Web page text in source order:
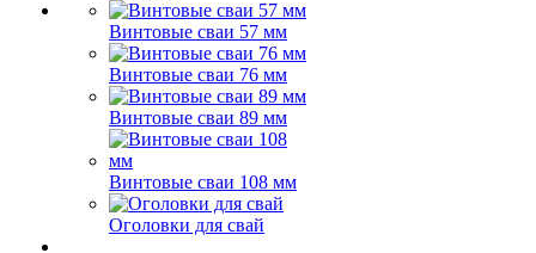
Винтовые сваи 57 мм
Винтовые сваи 76 мм
Винтовые сваи 89 мм
Винтовые сваи 108 мм
Оголовки для свай